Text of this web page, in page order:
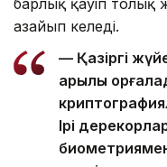
барлық қауіп толық
азайып келеді.
— Қазіргі
арқылы
Ірі